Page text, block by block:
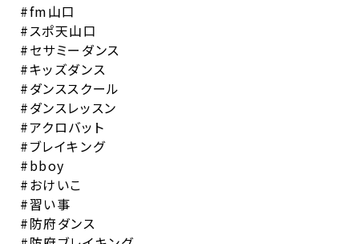
#fm山口
#スポ天山口
#セサミーダンス
#キッズダンス
#ダンススクール
#ダンスレッスン
#アクロバット
#ブレイキング
#bboy
#おけいこ
#習い事
#防府ダンス